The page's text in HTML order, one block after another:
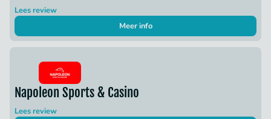
Lees review
Meer info
Napoleon Sports & Casino
Lees review